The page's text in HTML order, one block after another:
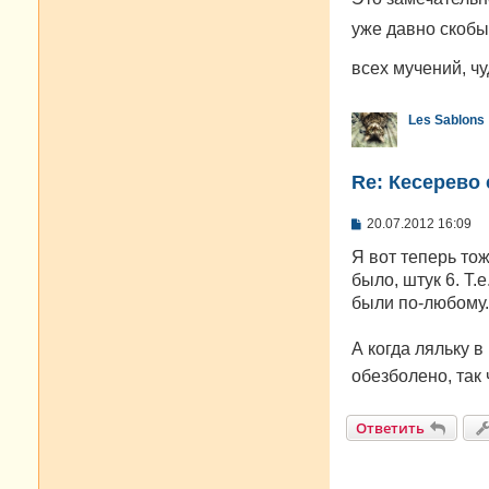
уже давно
всех мучений,
Les Sablons
Re: Кесерево
С
о
щ
е
е
20.07.2012 16:09
Я вот теперь
было, штук 6.
были по-
А когда ляльку
обезболено, так
Ответить